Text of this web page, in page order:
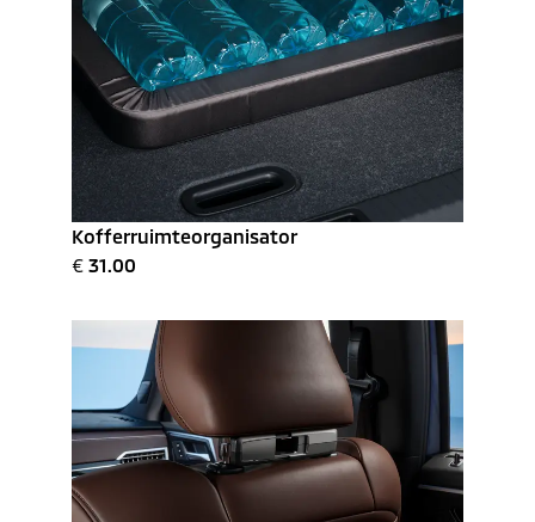
Kofferruimteorganisator
€ 31.00